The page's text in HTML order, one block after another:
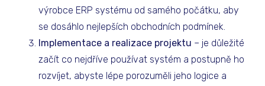
výrobce ERP systému od samého počátku, aby
se dosáhlo nejlepších obchodních podmínek.
Implementace a realizace projektu – je důležité
začít co nejdříve používat systém a postupně ho
rozvíjet, abyste lépe porozuměli jeho logice a